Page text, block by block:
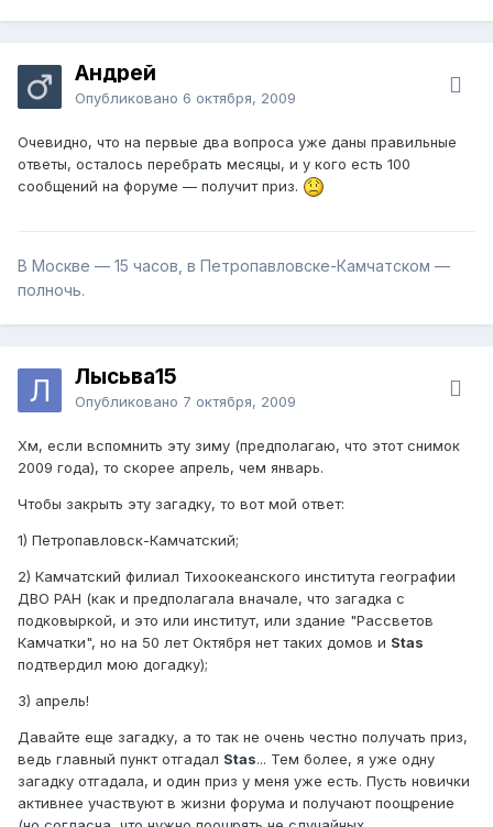
Андрей
Опубликовано 6 октября, 2009
Очевидно, что на первые два вопроса уже даны правильные
ответы, осталось перебрать месяцы, и у кого есть 100
сообщений на форуме — получит приз.
В Москве — 15 часов, в Петропавловске-Камчатском —
полночь.
Лысьва15
Опубликовано 7 октября, 2009
Хм, если вспомнить эту зиму (предполагаю, что этот снимок
2009 года), то скорее апрель, чем январь.
Чтобы закрыть эту загадку, то вот мой ответ:
1) Петропавловск-Камчатский;
2) Камчатский филиал Тихоокеанского института географии
ДВО РАН (как и предполагала вначале, что загадка с
подковыркой, и это или институт, или здание "Рассветов
Камчатки", но на 50 лет Октября нет таких домов и Stas
подтвердил мою догадку);
3) апрель!
Давайте еще загадку, а то так не очень честно получать приз,
ведь главный пункт отгадал Stas... Тем более, я уже одну
загадку отгадала, и один приз у меня уже есть. Пусть новички
активнее участвуют в жизни форума и получают поощрение